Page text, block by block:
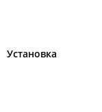
Установка